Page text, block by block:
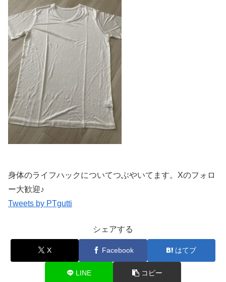
身体のライフハックについてつぶやいてます。Xのフォロ
ー大歓迎♪
Tweets by PTgutti
シェアする
X Facebook はてブ
LINE コピー